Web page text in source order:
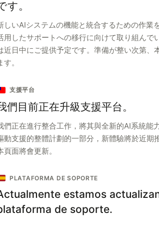
す。
しいAIシステムの機能と統合するための作業
用したサポートへの移行に向けて取り組んで
近日中にご提供予定です。準備が整い次第、
す。
支援平台
們目前正在升級支援平台。
們正在進行整合工作，將其與全新的AI系統能
動支援的整體計劃的一部分，新體驗將於近期
頁面將會更新。
PLATAFORMA DE SOPORTE
estamos
de soporte.